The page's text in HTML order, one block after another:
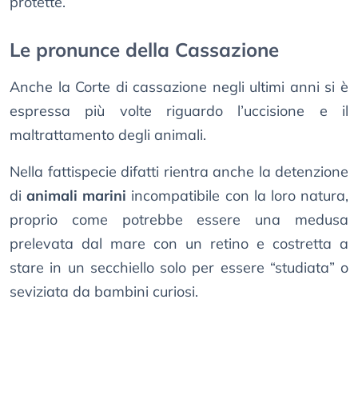
Le pronunce della Cassazione
Anche la Corte di cassazione negli ultimi anni si è
espressa più volte riguardo l’uccisione e il
maltrattamento degli animali.
Nella fattispecie difatti rientra anche la detenzione
dianimali marini incompatibile con la loro natura,
proprio come potrebbe essere una medusa
prelevata dal mare con un retino e costretta a
stare in un secchiello solo per essere “studiata” o
seviziata da bambini curiosi.